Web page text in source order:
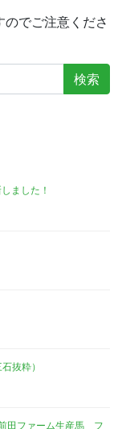
でご注意くださ
ました！
抜粋）
田ファーム生産馬 フ